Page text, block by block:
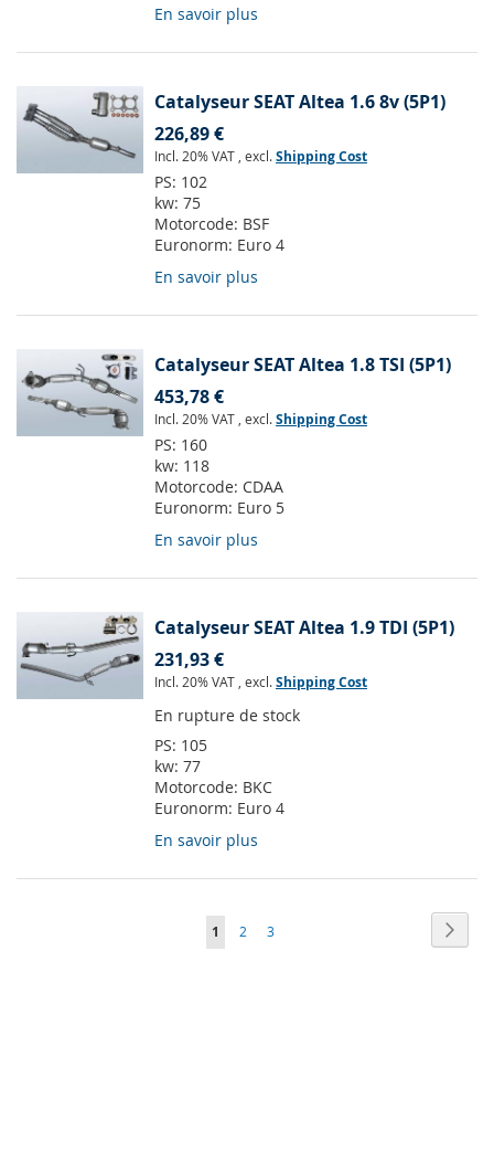
En savoir plus
Catalyseur SEAT Altea 1.6 8v (5P1)
226,89 €
Incl. 20% VAT , excl.Shipping Cost
PS: 102
kw: 75
Motorcode: BSF
Euronorm: Euro 4
En savoir plus
Catalyseur SEAT Altea 1.8 TSI (5P1)
453,78 €
Incl. 20% VAT , excl.Shipping Cost
PS: 160
kw: 118
Motorcode: CDAA
Euronorm: Euro 5
En savoir plus
Catalyseur SEAT Altea 1.9 TDI (5P1)
231,93 €
Incl. 20% VAT , excl.Shipping Cost
En rupture de stock
PS: 105
kw: 77
Motorcode: BKC
Euronorm: Euro 4
En savoir plus
Page
Vous
1 Page
2 Page
3